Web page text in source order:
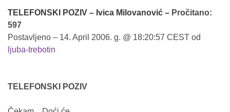
TELEFONSKI POZIV – Ivica Milovanović – Pročitano:
597
Postavljeno – 14. April 2006. g. @ 18:20:57 CEST od
ljuba-trebotin
TELEFONSKI POZIV